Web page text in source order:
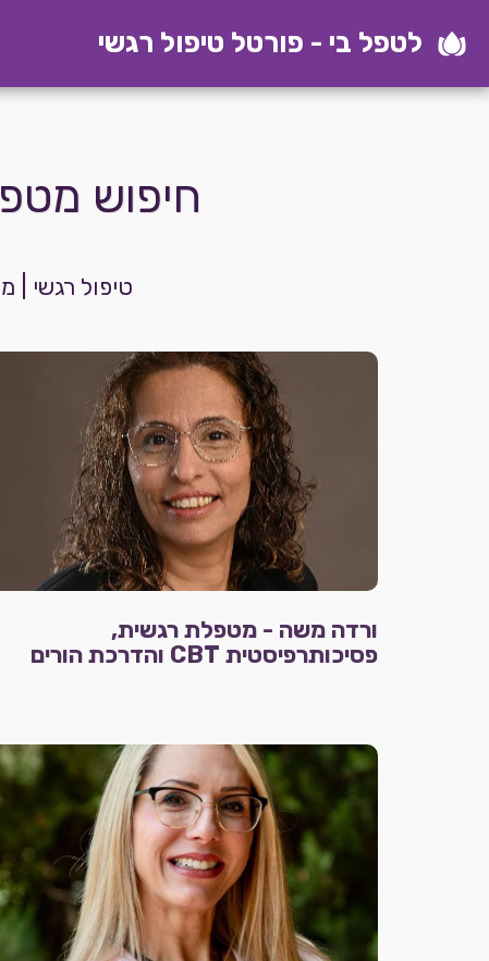
לטפל בי - פורטל טיפול רגשי
חיפוש
טיפול רגשי |
ורדה משה - מטפלת רגשית,
פסיכותרפיסטית CBT והדרכת הורים